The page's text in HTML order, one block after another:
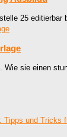
25 editierbar
Wie sie einen